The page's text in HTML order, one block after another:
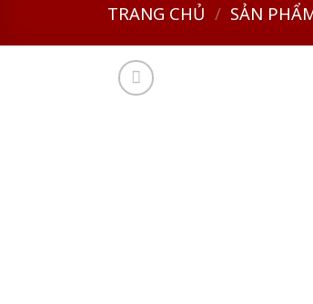
TRANG CHỦ / SẢN